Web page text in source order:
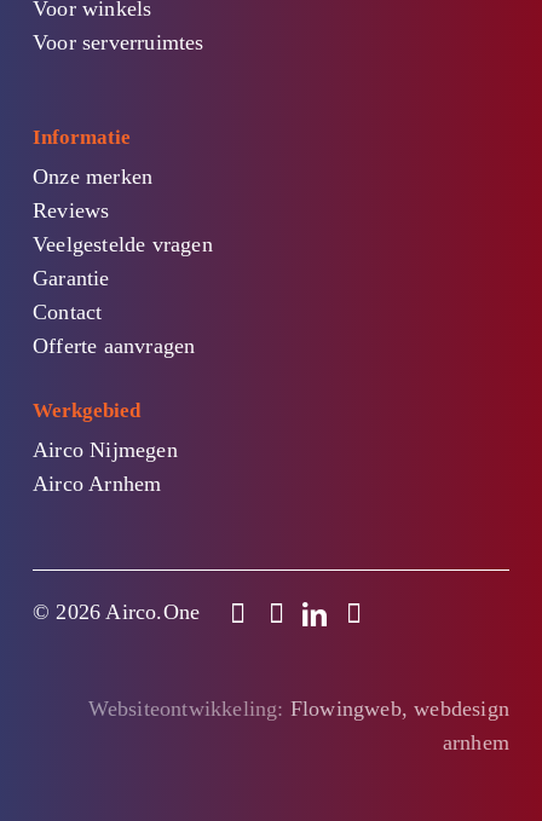
Voor winkels
Voor serverruimtes
Informatie
Onze merken
Reviews
Veelgestelde vragen
Garantie
Contact
Offerte aanvragen
Werkgebied
Airco Nijmegen
Airco Arnhem
© 2026 Airco.One
Websiteontwikkeling: Flowingweb, webdesign
arnhem